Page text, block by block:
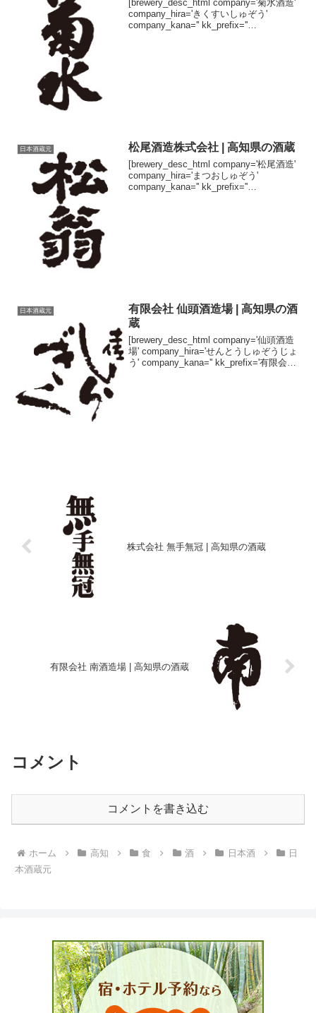
[brewery_desc_html company='菊水酒造'
company_hira='きくすいしゅぞう'
company_kana='' kk_prefix=''
日本酒蔵元 松尾酒造株式会社 | 高知県の酒蔵
[brewery_desc_html company='松尾酒造'
company_hira='まつおしゅぞう'
company_kana='' kk_prefix=''
日本酒蔵元
有限会社 仙頭酒造場 | 高知県の酒
蔵
[brewery_desc_html company='仙頭酒造
場' company_hira='せんとうしゅぞうじょ
う' company_kana='' kk_prefix='有限会社
株式会社 無手無冠 | 高知県の酒蔵
有限会社 南酒造場 | 高知県の酒蔵
コメント
コメントを書き込む
ホーム 高知 食 酒 日本酒
日
本酒蔵元